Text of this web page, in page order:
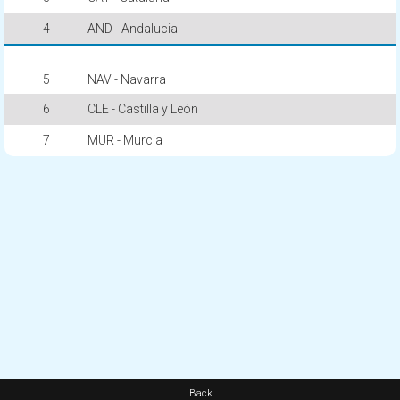
4 AND - Andalucia
5 NAV - Navarra
6 CLE - Castilla y León
7 MUR - Murcia
Back